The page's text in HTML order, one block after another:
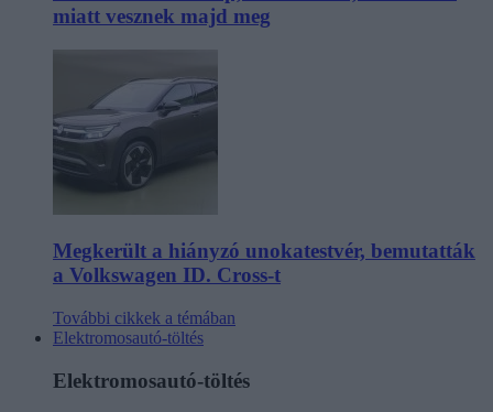
miatt vesznek majd meg
Megkerült a hiányzó unokatestvér, bemutatták
a Volkswagen ID. Cross-t
További cikkek a témában
Elektromosautó-töltés
Elektromosautó-töltés